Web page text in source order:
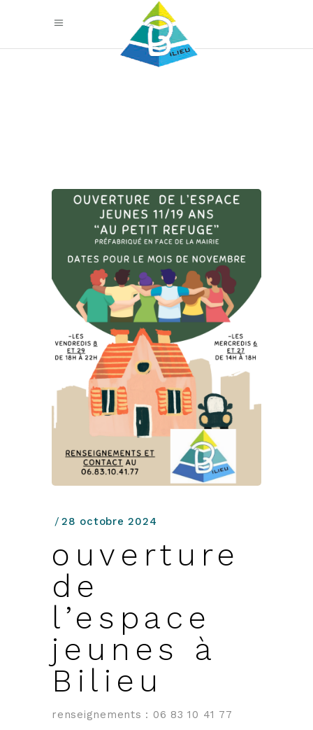
28 octobre 2024
ouverture
de
l’espace
jeunes à
Bilieu
renseignements : 06 83 10 41 77